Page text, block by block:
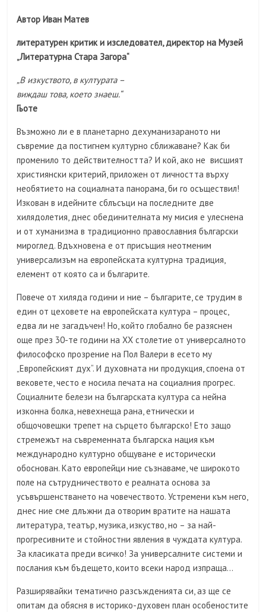
Автор Иван Матев
литературен критик и изследовател, директор на Музей
„Литературна Стара Загора“
„В изкуството, в културата –
виждаш това, което знаеш.“
Гьоте
Възможно ли е в планетарно дехуманизараното ни
съвремие да постигнем културно сближаване? Как би
променило то действителността? И кой, ако не висшият
християнски критерий, приложен от личността върху
необятието на социалната панорама, би го осъществил!
Изкован в идейните сблъсъци на последните две
хилядолетия, днес обединителната му мисия е улеснена
и от хуманизма в традиционно православния български
мироглед. Вдъхновена е от присъщия неотменим
универсализъм на европейската културна традиция,
елемент от която са и българите.
Повече от хиляда години и ние – българите, се трудим в
един от цеховете на европейската култура – процес,
едва ли не загадъчен! Но, който глобално бе разяснен
още през 30-те години на ХХ столетие от универсалното
философско прозрение на Пол Валери в есето му
„Европейският дух“. И духовната ни продукция, споена от
вековете, често е носила печата на социалния прогрес.
Социалните белези на българската култура са нейна
изконна болка, невехнеща рана, етнически и
общочовешки трепет на сърцето българско! Ето защо
стремежът на съвременната българска нация към
международно културно общуване е исторически
обоснован. Като европейци ние съзнаваме, че широкото
поле на сътрудничеството е реалната основа за
усъвършенстването на човечеството. Устремени към него,
днес ние сме длъжни да отворим вратите на нашата
литература, театър, музика, изкуство, но – за най-
прогресивните и стойностни явления в чуждата култура.
За класиката преди всичко! За универсалните системи и
послания към бъдещето, които всеки народ изпраща…
Разширявайки тематично разсъжденията си, аз ще се
опитам да обясня в историко-духовен план особеностите